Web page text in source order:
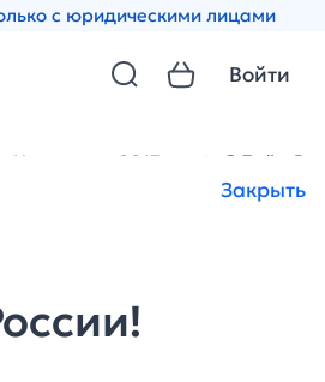
с юридическими лицами
Закрыть
Войти
Новости за 2017 год С Днём